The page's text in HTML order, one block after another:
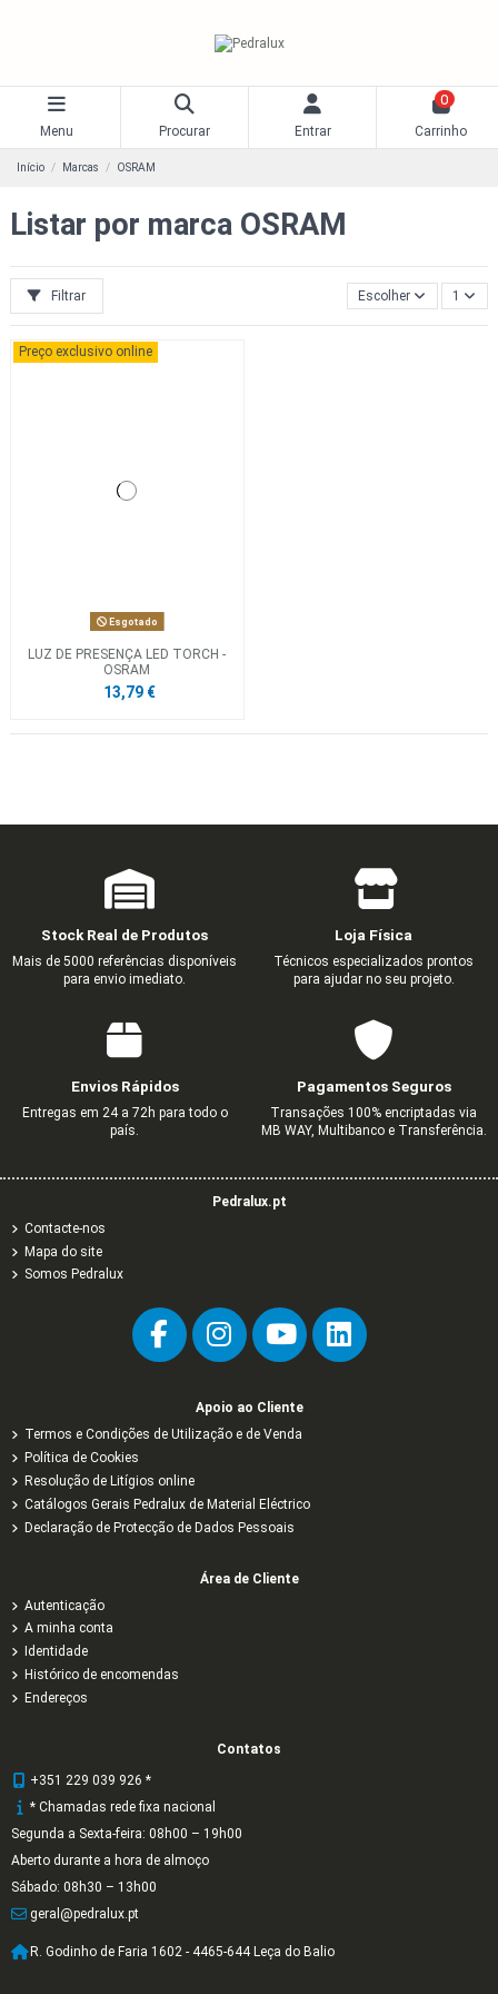
Menu Procurar Entrar
0
Carrinho
Início Marcas OSRAM
Listar por marca OSRAM
Filtrar Escolher 1
Preço exclusivo online
Esgotado
LUZ DE PRESENÇA LED TORCH -
OSRAM
13,79 €
Stock Real de Produtos
Mais de 5000 referências disponíveis
para envio imediato.
Loja Física
Técnicos especializados prontos
para ajudar no seu projeto.
Envios Rápidos
Entregas em 24 a 72h para todo o
país.
Pagamentos Seguros
Transações 100% encriptadas via
MB WAY, Multibanco e Transferência.
Pedralux.pt
Contacte-nos
Mapa do site
Somos Pedralux
Apoio ao Cliente
Termos e Condições de Utilização e de Venda
Política de Cookies
Resolução de Litígios online
Catálogos Gerais Pedralux de Material Eléctrico
Declaração de Protecção de Dados Pessoais
Área de Cliente
Autenticação
A minha conta
Identidade
Histórico de encomendas
Endereços
Contatos
+351 229 039 926 *
* Chamadas rede fixa nacional
Segunda a Sexta-feira: 08h00 – 19h00
Aberto durante a hora de almoço
Sábado: 08h30 – 13h00
geral@pedralux.pt
R. Godinho de Faria 1602 - 4465-644 Leça do Balio